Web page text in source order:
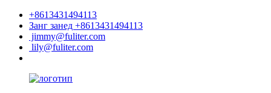
+8613431494113
Занг занед +8613431494113
jimmy@fuliter.com
lily@fuliter.com